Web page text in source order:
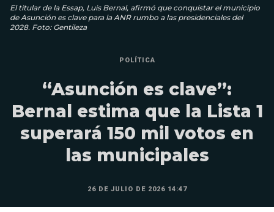
El titular de la Essap, Luis Bernal, afirmó que conquistar el municipio
de Asunción es clave para la ANR rumbo a las presidenciales del
2028. Foto: Gentileza
POLÍTICA
“Asunción es clave”:
Bernal estima que la Lista 1
superará 150 mil votos en
las municipales
26 DE JULIO DE 2026 14:47